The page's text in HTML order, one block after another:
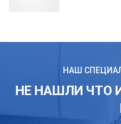
НАШ
НЕ НАШЛИ ЧТО